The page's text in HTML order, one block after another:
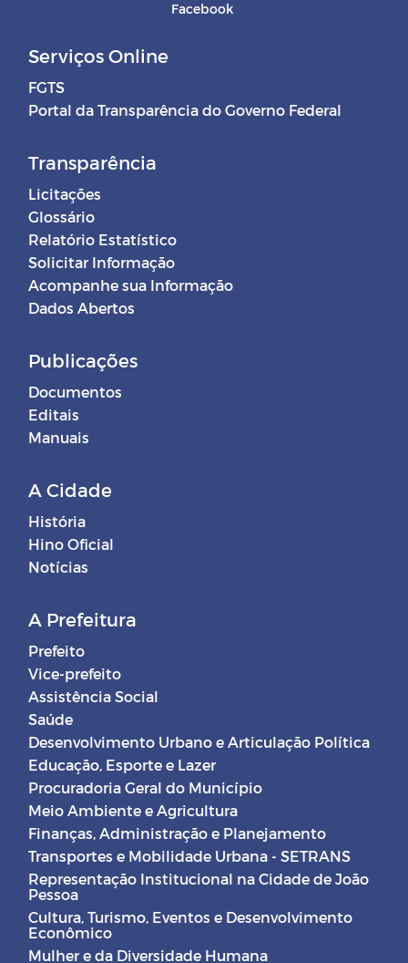
Facebook
Serviços Online
FGTS
Portal da Transparência do Governo Federal
Transparência
Licitações
Glossário
Relatório Estatístico
Solicitar Informação
Acompanhe sua Informação
Dados Abertos
Publicações
Documentos
Editais
Manuais
A Cidade
História
Hino Oficial
Notícias
A Prefeitura
Prefeito
Vice-prefeito
Assistência Social
Saúde
Desenvolvimento Urbano e Articulação Política
Educação, Esporte e Lazer
Procuradoria Geral do Município
Meio Ambiente e Agricultura
Finanças, Administração e Planejamento
Transportes e Mobilidade Urbana - SETRANS
Representação Institucional na Cidade de João
Pessoa
Cultura, Turismo, Eventos e Desenvolvimento
Econômico
Mulher e da Diversidade Humana